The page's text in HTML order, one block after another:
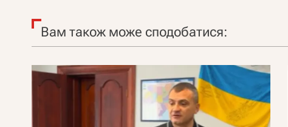
Вам також може сподобатися: